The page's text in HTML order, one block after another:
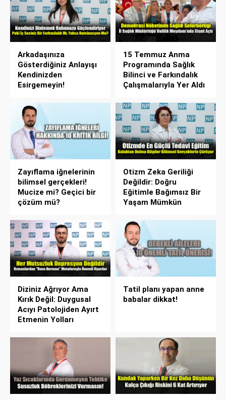
Arkadaşınıza
Gösterdiğiniz Anlayışı
Kendinizden
Esirgemeyin!
15 Temmuz Anma
Programında Sağlık
Bilinci ve Farkındalık
Çalışmalarıyla Yer Aldı
Zayıflama iğnelerinin
bilimsel gerçekleri!
Mucize mi? Geçici bir
çözüm mü?
Otizm Zeka Geriliği
Değildir: Doğru
Eğitimle Bağımsız Bir
Yaşam Mümkün
Diziniz Ağrıyor Ama
Kırık Değil: Duygusal
Acıyı Patolojiden Ayırt
Etmenin Yolları
Tatil planı yapan anne
babalar dikkat!